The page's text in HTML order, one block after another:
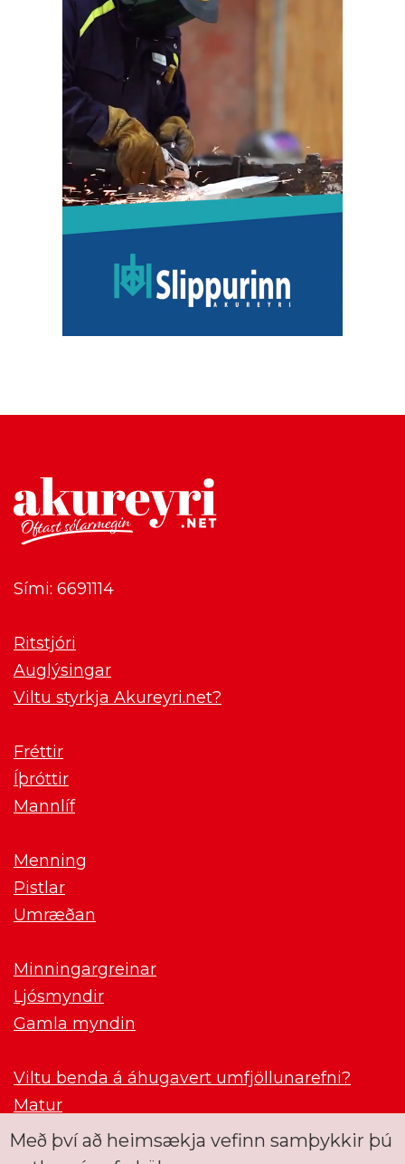
Sími: 6691114
Ritstjóri
Auglýsingar
Viltu styrkja Akureyri.net?
Fréttir
Íþróttir
Mannlíf
Menning
Pistlar
Umræðan
Minningargreinar
Ljósmyndir
Gamla myndin
Viltu benda á áhugavert umfjöllunarefni?
Matur
Með því að heimsækja vefinn samþykkir þú